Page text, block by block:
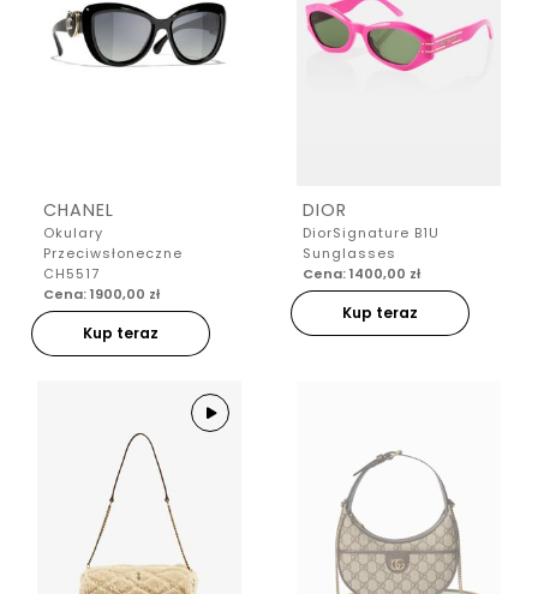
CHANEL
Okulary
Przeciwsłoneczne
CH5517
Cena: 1900,00 zł
Kup teraz
DIOR
DiorSignature B1U
Sunglasses
Cena: 1400,00 zł
Kup teraz